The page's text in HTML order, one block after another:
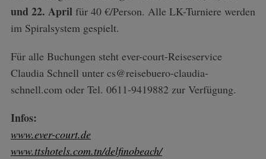
und 22. April für 40 €/Person. Alle LK-Turniere werden
im Spiralsystem gespielt.
Für alle Buchungen steht ever-court-Reiseservice
Claudia Schnell unter cs@reisebuero-claudia-
schnell.com oder Tel. 0611-9419882 zur Verfügung.
Infos:
www.ever-court.de
www.ttshotels.com.tn/delfinobeach/